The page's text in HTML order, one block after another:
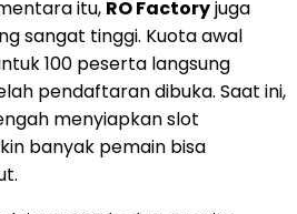
itu, RO Factoryjuga
sangat tinggi. Kuota awal
100 peserta langsung
pendaftaran dibuka. Saat ini,
menyiapkan slot
banyak pemain bisa